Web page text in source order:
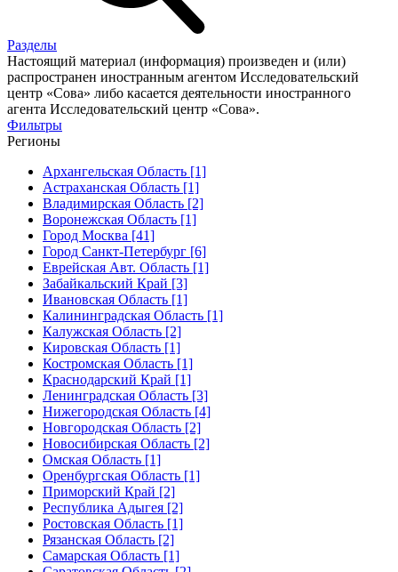
Разделы
Настоящий материал (информация) произведен и (или)
распространен иностранным агентом Исследовательский
центр «Сова» либо касается деятельности иностранного
агента Исследовательский центр «Сова».
Фильтры
Регионы
Архангельская Область [1]
Астраханская Область [1]
Владимирская Область [2]
Воронежская Область [1]
Город Москва [41]
Город Санкт-Петербург [6]
Еврейская Авт. Область [1]
Забайкальский Край [3]
Ивановская Область [1]
Калининградская Область [1]
Калужская Область [2]
Кировская Область [1]
Костромская Область [1]
Краснодарский Край [1]
Ленинградская Область [3]
Нижегородская Область [4]
Новгородская Область [2]
Новосибирская Область [2]
Омская Область [1]
Оренбургская Область [1]
Приморский Край [2]
Республика Адыгея [2]
Ростовская Область [1]
Рязанская Область [2]
Самарская Область [1]